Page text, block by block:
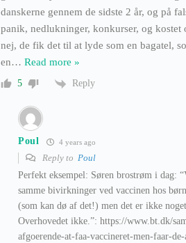
danskerne gennem de sidste 2 år, og på
panik, nedlukninger, konkurser, og kostet
nej, de fik det til at lyde som en bagatel,
en… Read more »
5 Reply
Poul 4 years ago
Reply to Poul
Perfekt eksempel: Søren brostrøm i dag:
samme bivirkninger ved vaccinen hos
(som kan dø af det!) men det er ikke
Overhovedet ikke.”: https://www.bt.dk/
afgoerende-at-faa-vaccineret-men-faar-